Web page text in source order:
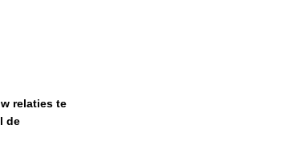
relaties te
de